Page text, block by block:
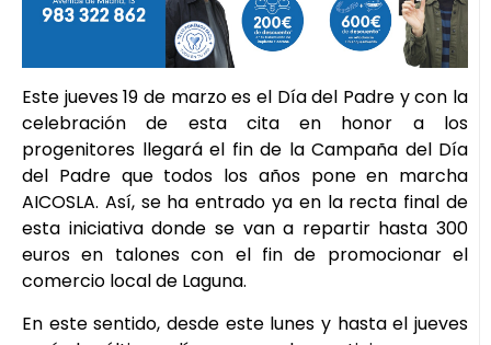
Este jueves 19 de marzo es el Día del Padre y con la
celebración de esta cita en honor a los
progenitores llegará el fin de la Campaña del Día
del Padre que todos los años pone en marcha
AICOSLA. Así, se ha entrado ya en la recta final de
esta iniciativa donde se van a repartir hasta 300
euros en talones con el fin de promocionar el
comercio local de Laguna.
En este sentido, desde este lunes y hasta el jueves